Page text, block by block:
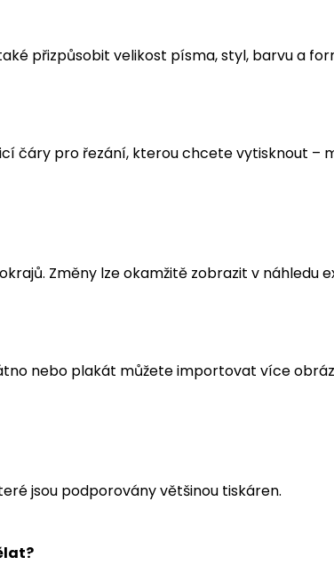
přizpůsobit velikost písma, styl, barvu a
čáry pro řezání, kterou chcete vytisknout –
Změny lze okamžitě zobrazit v náhledu
nebo plakát můžete importovat více
jsou podporovány většinou tiskáren.